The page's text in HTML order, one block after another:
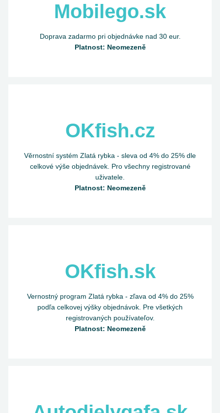
Mobilego.sk
Doprava zadarmo pri objednávke nad 30 eur.
Platnost: Neomezeně
OKfish.cz
Věrnostní systém Zlatá rybka - sleva od 4% do 25% dle
celkové výše objednávek. Pro všechny registrované
uživatele.
Platnost: Neomezeně
OKfish.sk
Vernostný program Zlatá rybka - zľava od 4% do 25%
podľa celkovej výšky objednávok. Pre všetkých
registrovaných používateľov.
Platnost: Neomezeně